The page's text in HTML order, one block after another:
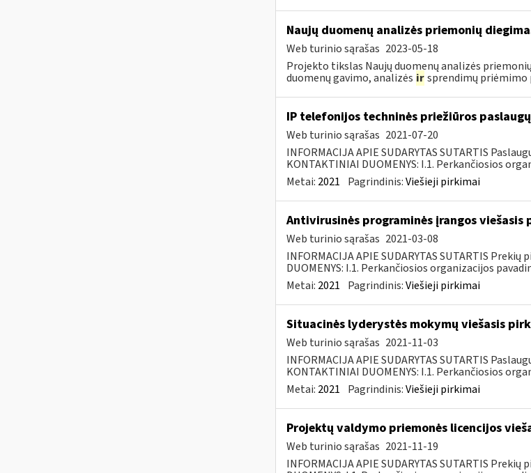
Naujų duomenų analizės priemonių
Web turinio sąrašas 2023-05-18
Projekto tikslas Naujų duomenų analizės
duomenų gavimo, analizės ir sprendimų priėmimo
IP telefonijos techninės priežiūros
Web turinio sąrašas 2021-07-20
INFORMACIJA APIE SUDARYTAS SUTARTIS
KONTAKTINIAI DUOMENYS: I.1. Perkančiosios
Metai: 2021 Pagrindinis:Viešieji pirkimai
Antivirusinės programinės įrangos viešasis
Web turinio sąrašas 2021-03-08
INFORMACIJA APIE SUDARYTAS SUTARTIS
DUOMENYS: I.1. Perkančiosios organizacijos
Metai: 2021 Pagrindinis:Viešieji pirkimai
Situacinės lyderystės mokymų viešasis
Web turinio sąrašas 2021-11-03
INFORMACIJA APIE SUDARYTAS SUTARTIS
KONTAKTINIAI DUOMENYS: I.1. Perkančiosios
Metai: 2021 Pagrindinis:Viešieji pirkimai
Projektų valdymo priemonės licencijos
Web turinio sąrašas 2021-11-19
INFORMACIJA APIE SUDARYTAS SUTARTIS